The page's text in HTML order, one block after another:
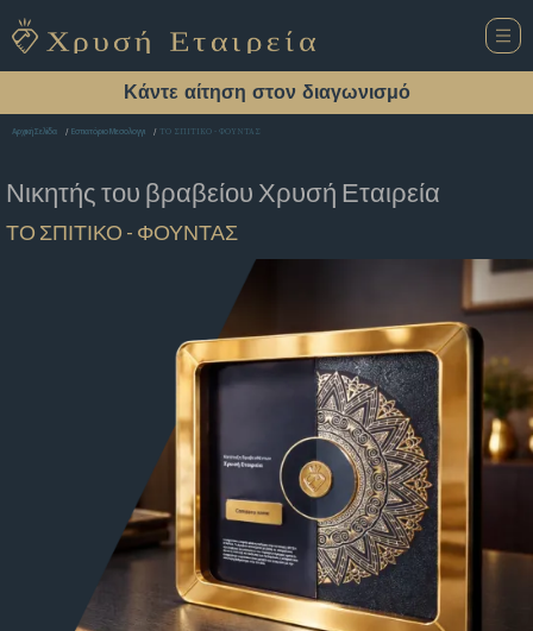
Κάντε αίτηση στον διαγωνισμό
Αρχική Σελίδα Εστιατόριο Μεσολογγι ΤΟ ΣΠΙΤΙΚΟ - ΦΟΥΝΤΑΣ
Νικητής του βραβείου Χρυσή Εταιρεία
ΤΟ ΣΠΙΤΙΚΟ - ΦΟΥΝΤΑΣ